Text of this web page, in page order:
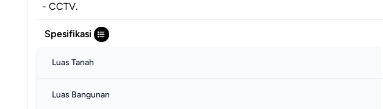
- CCTV.
Spesifikasi
Luas Tanah
Luas Bangunan